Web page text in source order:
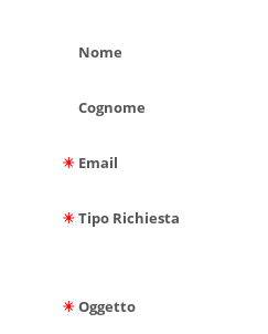
Nome
Cognome
Email
Tipo Richiesta
Oggetto